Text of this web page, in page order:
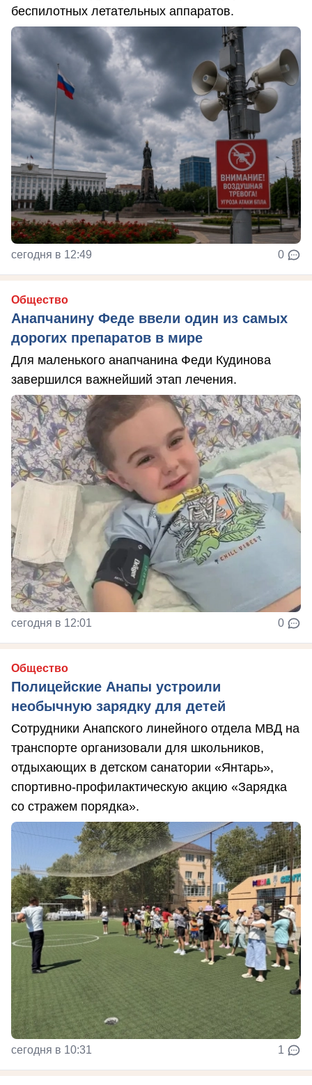
беспилотных летательных аппаратов.
сегодня в 12:49 0
Общество
Анапчанину Феде ввели один из самых
дорогих препаратов в мире
Для маленького анапчанина Феди Кудинова
завершился важнейший этап лечения.
сегодня в 12:01 0
Общество
Полицейские Анапы устроили
необычную зарядку для детей
Сотрудники Анапского линейного отдела МВД на
транспорте организовали для школьников,
отдыхающих в детском санатории «Янтарь»,
спортивно-профилактическую акцию «Зарядка
со стражем порядка».
сегодня в 10:31 1